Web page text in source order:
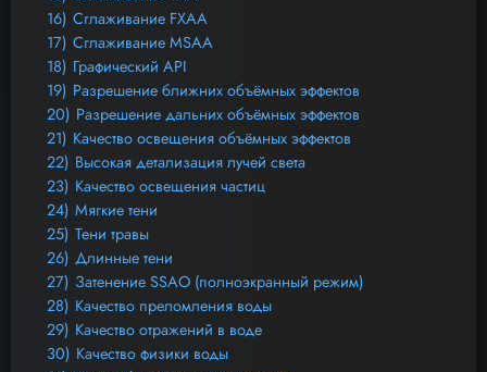
16) Сглаживание FXAA
17) Сглаживание MSAA
18) Графический API
19) Разрешение ближних объёмных эффектов
20) Разрешение дальних объёмных эффектов
21) Качество освещения объёмных эффектов
22) Высокая детализация лучей света
23) Качество освещения частиц
24) Мягкие тени
25) Тени травы
26) Длинные тени
27) Затенение SSAO (полноэкранный режим)
28) Качество преломления воды
29) Качество отражений в воде
30) Качество физики воды